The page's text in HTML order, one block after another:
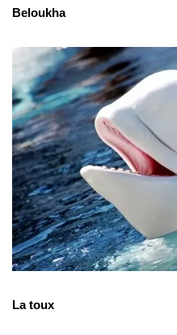
Beloukha
La toux